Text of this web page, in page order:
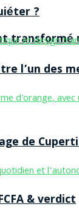
?
l’un des
de
& verdict